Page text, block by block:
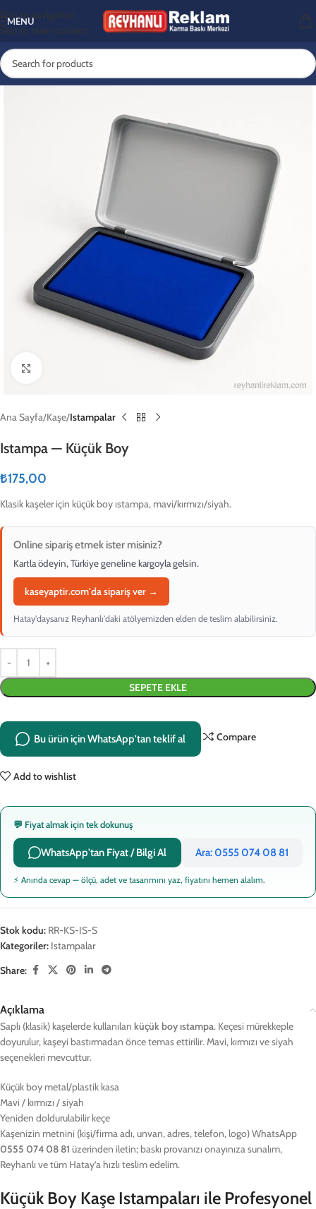
Skip to navigation
Skip to main content
MENU
Ana Sayfa Kaşe Istampalar
Istampa — Küçük Boy
₺175,00
Klasik kaşeler için küçük boy ıstampa, mavi/kırmızı/siyah.
Online sipariş etmek ister misiniz?
Kartla ödeyin, Türkiye geneline kargoyla gelsin.
kaseyaptir.com'da sipariş ver →
Hatay'daysanız Reyhanlı'daki atölyemizden elden de teslim alabilirsiniz.
SEPETE EKLE
Bu ürün için WhatsApp'tan teklif al Compare
Add to wishlist
💬 Fiyat almak için tek dokunuş
WhatsApp'tan Fiyat / Bilgi Al Ara: 0555 074 08 81
⚡ Anında cevap — ölçü, adet ve tasarımını yaz, fiyatını hemen alalım.
Stok kodu: RR-KS-IS-S
Kategoriler: Istampalar
Share:
Açıklama
Saplı (klasik) kaşelerde kullanılan küçük boy ıstampa. Keçesi mürekkeple
doyurulur, kaşeyi bastırmadan önce temas ettirilir. Mavi, kırmızı ve siyah
seçenekleri mevcuttur.
Küçük boy metal/plastik kasa
Mavi / kırmızı / siyah
Yeniden doldurulabilir keçe
Kaşenizin metnini (kişi/firma adı, unvan, adres, telefon, logo) WhatsApp
0555 074 08 81 üzerinden iletin; baskı provanızı onayınıza sunalım,
Reyhanlı ve tüm Hatay’a hızlı teslim edelim.
Küçük Boy Kaşe Istampaları ile Profesyonel